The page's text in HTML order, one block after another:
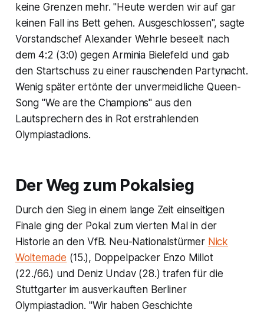
keine Grenzen mehr. "Heute werden wir auf gar
keinen Fall ins Bett gehen. Ausgeschlossen", sagte
Vorstandschef Alexander Wehrle beseelt nach
dem 4:2 (3:0) gegen Arminia Bielefeld und gab
den Startschuss zu einer rauschenden Partynacht.
Wenig später ertönte der unvermeidliche Queen-
Song "We are the Champions" aus den
Lautsprechern des in Rot erstrahlenden
Olympiastadions.
Der Weg zum Pokalsieg
Durch den Sieg in einem lange Zeit einseitigen
Finale ging der Pokal zum vierten Mal in der
Historie an den VfB. Neu-Nationalstürmer Nick
Woltemade (15.), Doppelpacker Enzo Millot
(22./66.) und Deniz Undav (28.) trafen für die
Stuttgarter im ausverkauften Berliner
Olympiastadion. "Wir haben Geschichte